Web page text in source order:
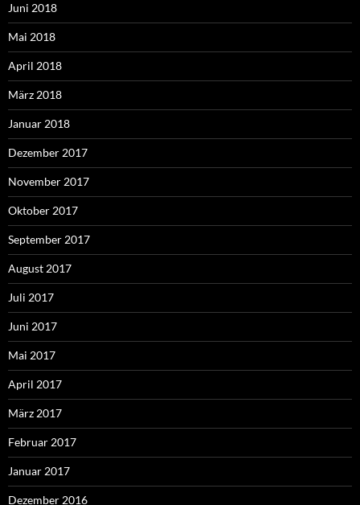
Juni 2018
Mai 2018
April 2018
März 2018
Januar 2018
Dezember 2017
November 2017
Oktober 2017
September 2017
August 2017
Juli 2017
Juni 2017
Mai 2017
April 2017
März 2017
Februar 2017
Januar 2017
Dezember 2016